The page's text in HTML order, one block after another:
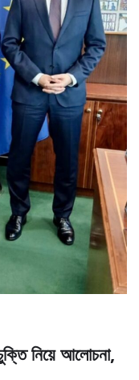
নিয়ে আলোচনা,